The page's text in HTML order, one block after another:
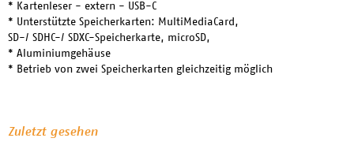
* Kartenleser - extern - USB-C
* Unterstützte Speicherkarten: MultiMediaCard,
SD-/ SDHC-/ SDXC-Speicherkarte, microSD,
* Aluminiumgehäuse
* Betrieb von zwei Speicherkarten gleichzeitig möglich
Zuletzt gesehen